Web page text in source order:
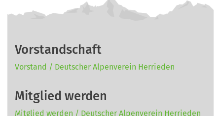
Vorstandschaft
Vorstand / Deutscher Alpenverein Herrieden
Mitglied werden
Mitglied werden / Deutscher Alpenverein Herrieden